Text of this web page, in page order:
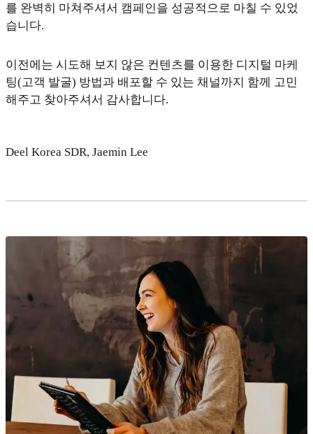
를 완벽히 마쳐주셔서 캠페인을 성공적으로 마칠 수 있었
습니다.
이전에는 시도해 보지 않은 컨텐츠를 이용한 디지털 마케
팅(고객 발굴) 방법과 배포할 수 있는 채널까지 함께 고민
해주고 찾아주셔서 감사합니다.
Deel Korea SDR, Jaemin Lee